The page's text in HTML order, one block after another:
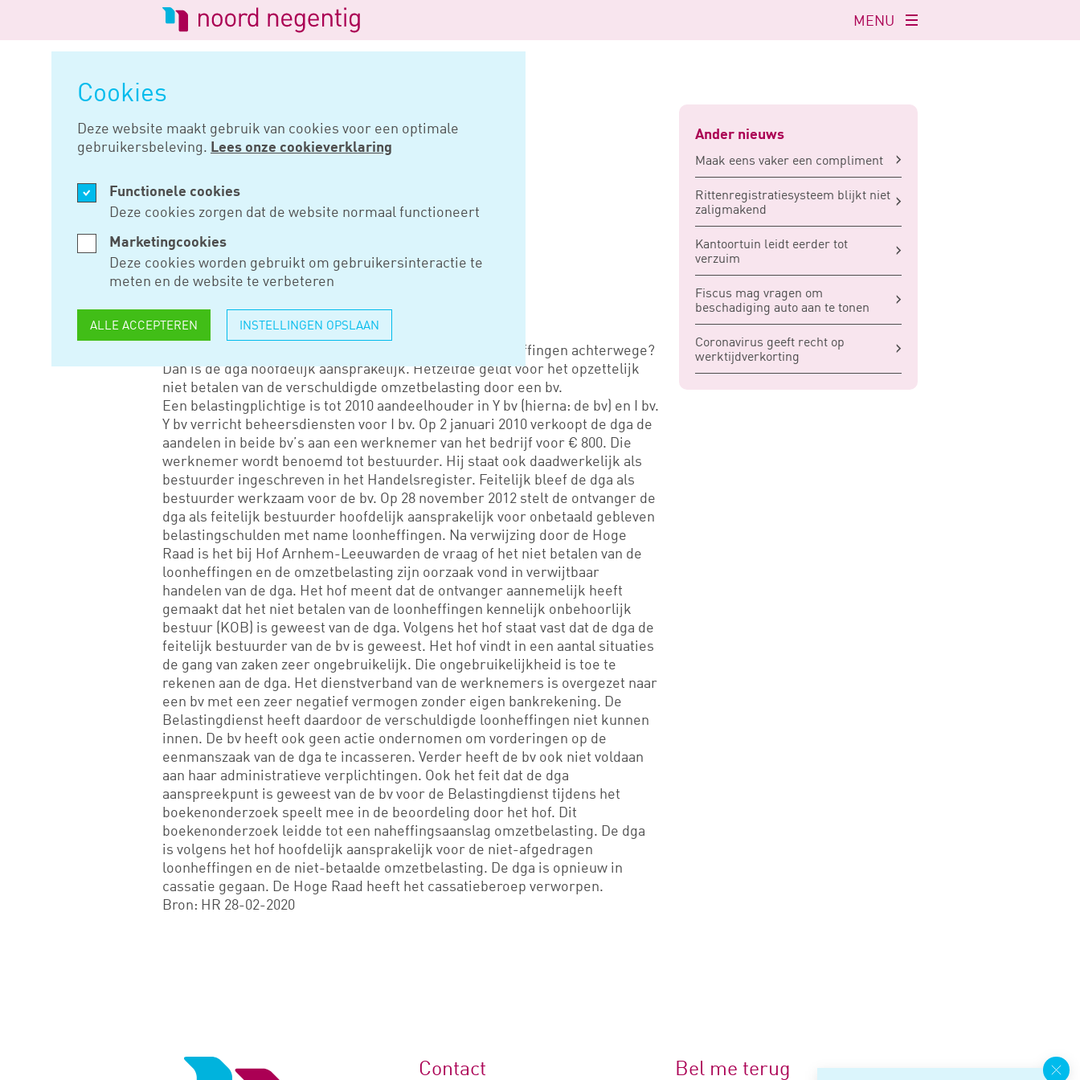
Cookies
Deze website maakt gebruik van cookies voor een optimale
gebruikersbeleving. Lees onze cookieverklaring
Functionele cookies
Deze cookies zorgen dat de website normaal functioneert
Marketingcookies
Deze cookies worden gebruikt om gebruikersinteractie te
meten en de website te verbeteren
ALLE ACCEPTEREN INSTELLINGEN OPSLAAN
Logo
van
Noord
Negentig
Navigatie
openen
MENU
MRT 05, 2020
OPZETTELIJK NIET
VOLDOEN VAN
BELASTINGEN
Laat een bv opzettelijk inhouding en afdracht van loonheffingen achterwege?
Dan is de dga hoofdelijk aansprakelijk. Hetzelfde geldt voor het opzettelijk
niet betalen van de verschuldigde omzetbelasting door een bv.
Een belastingplichtige is tot 2010 aandeelhouder in Y bv (hierna: de bv) en I bv.
Y bv verricht beheersdiensten voor I bv. Op 2 januari 2010 verkoopt de dga de
aandelen in beide bv’s aan een werknemer van het bedrijf voor € 800. Die
werknemer wordt benoemd tot bestuurder. Hij staat ook daadwerkelijk als
bestuurder ingeschreven in het Handelsregister. Feitelijk bleef de dga als
bestuurder werkzaam voor de bv. Op 28 november 2012 stelt de ontvanger de
dga als feitelijk bestuurder hoofdelijk aansprakelijk voor onbetaald gebleven
belastingschulden met name loonheffingen. Na verwijzing door de Hoge
Raad is het bij Hof Arnhem-Leeuwarden de vraag of het niet betalen van de
loonheffingen en de omzetbelasting zijn oorzaak vond in verwijtbaar
handelen van de dga. Het hof meent dat de ontvanger aannemelijk heeft
gemaakt dat het niet betalen van de loonheffingen kennelijk onbehoorlijk
bestuur (KOB) is geweest van de dga. Volgens het hof staat vast dat de dga de
feitelijk bestuurder van de bv is geweest. Het hof vindt in een aantal situaties
de gang van zaken zeer ongebruikelijk. Die ongebruikelijkheid is toe te
rekenen aan de dga. Het dienstverband van de werknemers is overgezet naar
een bv met een zeer negatief vermogen zonder eigen bankrekening. De
Belastingdienst heeft daardoor de verschuldigde loonheffingen niet kunnen
innen. De bv heeft ook geen actie ondernomen om vorderingen op de
eenmanszaak van de dga te incasseren. Verder heeft de bv ook niet voldaan
aan haar administratieve verplichtingen. Ook het feit dat de dga
aanspreekpunt is geweest van de bv voor de Belastingdienst tijdens het
boekenonderzoek speelt mee in de beoordeling door het hof. Dit
boekenonderzoek leidde tot een naheffingsaanslag omzetbelasting. De dga
is volgens het hof hoofdelijk aansprakelijk voor de niet-afgedragen
loonheffingen en de niet-betaalde omzetbelasting. De dga is opnieuw in
cassatie gegaan. De Hoge Raad heeft het cassatieberoep verworpen.
Bron: HR 28-02-2020
Ander nieuws
Maak eens vaker een compliment
Rittenregistratiesysteem blijkt niet
zaligmakend
Kantoortuin leidt eerder tot
verzuim
Fiscus mag vragen om
beschadiging auto aan te tonen
Coronavirus geeft recht op
werktijdverkorting
Logo
Contact Bel me terug